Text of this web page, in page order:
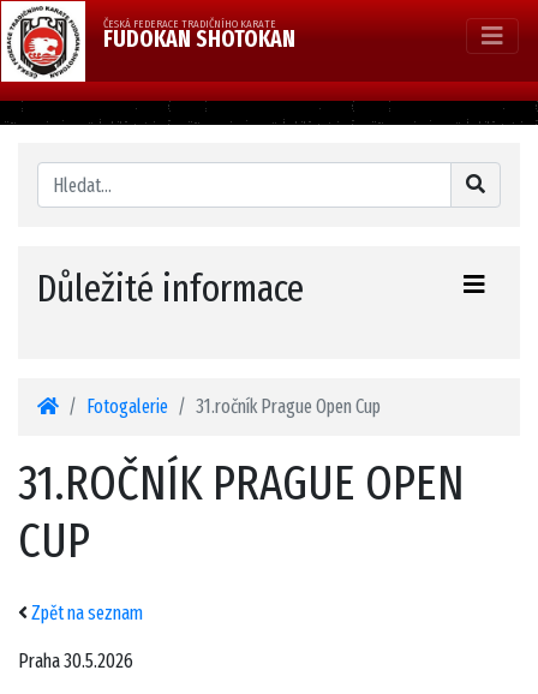
ČESKÁ FEDERACE TRADIČNÍHO KARATE
FUDOKAN SHOTOKAN
Důležité informace
Fotogalerie 31.ročník Prague Open Cup
31.ROČNÍK PRAGUE OPEN
CUP
Zpět na seznam
Praha 30.5.2026